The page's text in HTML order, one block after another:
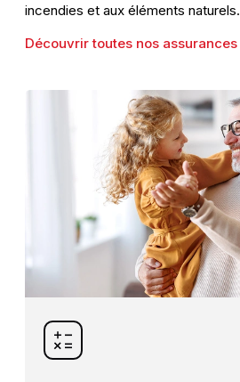
incendies et aux éléments naturels.
Découvrir toutes nos assurances